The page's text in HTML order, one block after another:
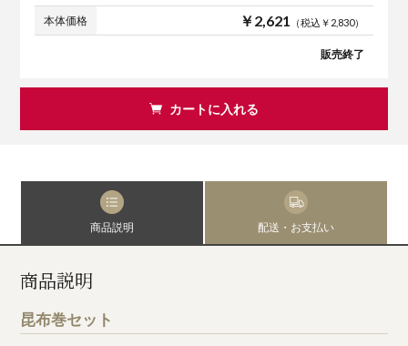
本体価格 ￥2,621 （税込￥2,830）
販売終了
カートに入れる
商品説明 配送・お支払い
商品説明
昆布巻セット